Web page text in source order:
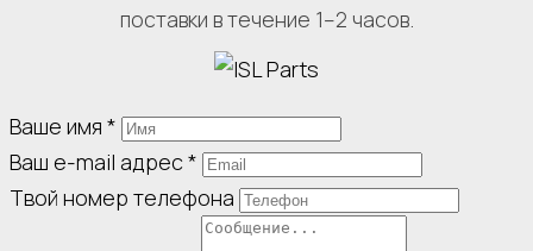
поставки в течение 1–2 часов.
Ваше имя *
Ваш e-mail адрес*
Твой номер телефона